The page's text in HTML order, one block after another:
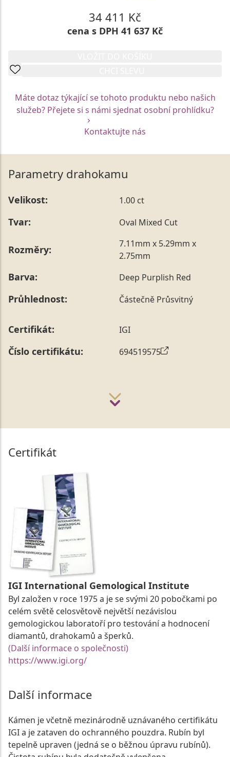
34 411 Kč
cena s DPH 41 637 Kč
Máte dotaz týkající se tohoto produktu nebo našich
služeb? Přejete si s námi sjednat osobní prohlídku?
Kontaktujte nás
Parametry drahokamu
Velikost: 1.00 ct
Tvar: Oval Mixed Cut
Rozměry:
7.11mm x 5.29mm x
2.75mm
Barva: Deep Purplish Red
Průhlednost: Částečně Průsvitný
Certifikát: IGI
Číslo certifikátu: 694519575
Certifikát
IGI International Gemological Institute
Byl založen v roce 1975 a je se svými 20 pobočkami po
celém světě celosvětově největší nezávislou
gemologickou laboratoří pro testování a hodnocení
diamantů, drahokamů a šperků.
(Další informace o společnosti)
https://www.igi.org/
Další informace
Kámen je včetně mezinárodně uznávaného certifikátu
IGI a je zataven do ochranného pouzdra. Rubín byl
tepelně upraven (jedná se o běžnou úpravu rubínů).